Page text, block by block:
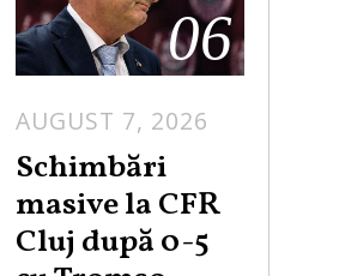
06
AUGUST 7, 2026
Schimbări
masive la CFR
Cluj după 0-5